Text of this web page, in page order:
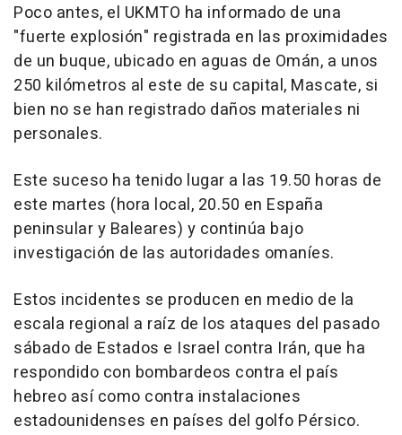
Poco antes, el UKMTO ha informado de una
"fuerte explosión" registrada en las proximidades
de un buque, ubicado en aguas de Omán, a unos
250 kilómetros al este de su capital, Mascate, si
bien no se han registrado daños materiales ni
personales.
Este suceso ha tenido lugar a las 19.50 horas de
este martes (hora local, 20.50 en España
peninsular y Baleares) y continúa bajo
investigación de las autoridades omaníes.
Estos incidentes se producen en medio de la
escala regional a raíz de los ataques del pasado
sábado de Estados e Israel contra Irán, que ha
respondido con bombardeos contra el país
hebreo así como contra instalaciones
estadounidenses en países del golfo Pérsico.